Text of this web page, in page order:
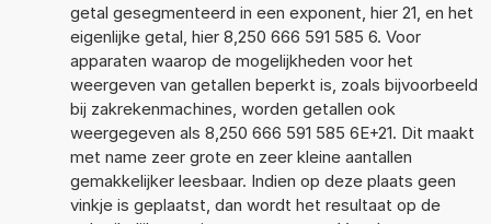
getal gesegmenteerd in een exponent, hier 21, en het
eigenlijke getal, hier 8,250 666 591 585 6. Voor
apparaten waarop de mogelijkheden voor het
weergeven van getallen beperkt is, zoals bijvoorbeeld
bij zakrekenmachines, worden getallen ook
weergegeven als 8,250 666 591 585 6E+21. Dit maakt
met name zeer grote en zeer kleine aantallen
gemakkelijker leesbaar. Indien op deze plaats geen
vinkje is geplaatst, dan wordt het resultaat op de